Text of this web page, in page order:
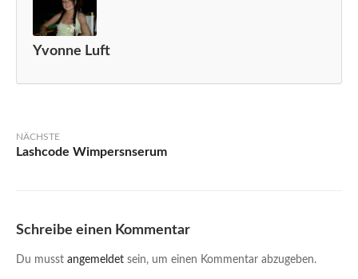
Yvonne Luft
Navigation
Lashcode Wimpersnserum
Schreibe einen Kommentar
Du musst angemeldet sein, um einen Kommentar abzugeben.